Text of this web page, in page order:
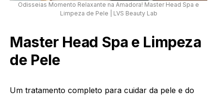
Odisseias Momento Relaxante na Amadora! Master Head Spa e
Limpeza de Pele | LVS Beauty Lab
Master Head Spa e Limpeza
de Pele
Um tratamento completo para cuidar da pele e do